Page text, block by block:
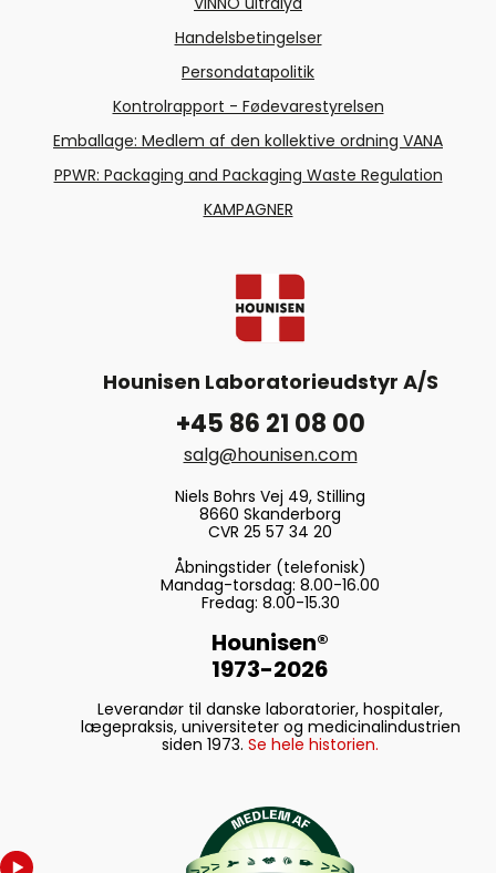
Handelsbetingelser
Persondatapolitik
Kontrolrapport - Fødevarestyrelsen
Emballage: Medlem af den kollektive ordning VANA
PPWR: Packaging and Packaging Waste Regulation
KAMPAGNER
Hounisen Laboratorieudstyr A/S
+45 86 21 08 00
salg@hounisen.com
Niels Bohrs Vej 49, Stilling
8660 Skanderborg
CVR 25 57 34 20
Åbningstider (telefonisk)
Mandag-torsdag: 8.00-16.00
Fredag: 8.00-15.30
Hounisen®
1973-2026
Leverandør til danske laboratorier, hospitaler,
lægepraksis, universiteter og medicinalindustrien
siden 1973. Se hele historien.